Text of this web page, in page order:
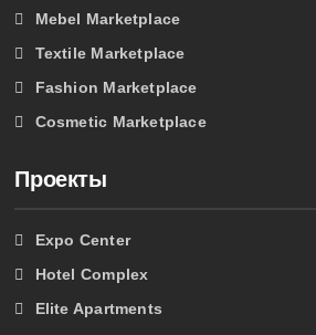
Mebel Marketplace
Textile Marketplace
Fashion Marketplace
Cosmetic Marketplace
Проекты
Expo Center
Hotel Complex
Elite Apartments